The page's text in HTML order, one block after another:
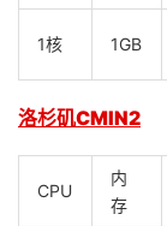
1核 1GB
洛杉矶CMIN2
CPU
内
存